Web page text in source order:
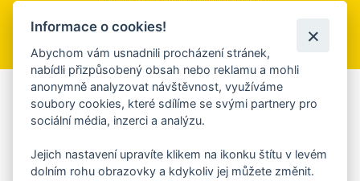
Přihlásit se k odběru
Aplikace Mobilní rozhlas
Chcete dostávat do svého mobilu či mailu upozornění na
ankety, pozvánky na kulturní a sportovní akce?
Informace o cookies!
Abychom vám usnadnili procházení stránek,
nabídli přizpůsobený obsah nebo reklamu a mohli
anonymně analyzovat návštěvnost, využíváme
soubory cookies, které sdílíme se svými partnery pro
sociální média, inzerci a analýzu.
Jejich nastavení upravíte klikem na ikonku štítu v levém
dolním rohu obrazovky a kdykoliv jej můžete změnit.